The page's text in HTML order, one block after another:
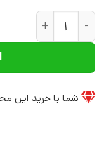
کتاب آتش‌افروز |
شما با خرید این